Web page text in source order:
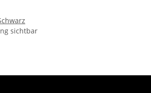
sichtbar